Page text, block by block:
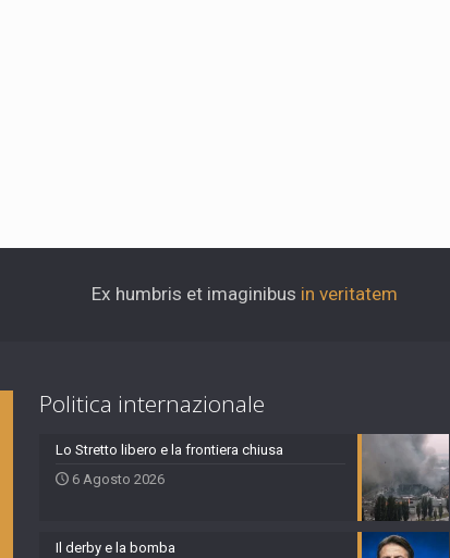
Ex humbris et imaginibus in veritatem
Politica internazionale
Lo Stretto libero e la frontiera chiusa
6 Agosto 2026
Il derby e la bomba